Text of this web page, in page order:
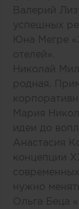
Валерий
успешных
Юна Мегре
отелей».
Николай
родная.
Мария
идеи до
Анастасия
концепции
нужно
Ольга Беца